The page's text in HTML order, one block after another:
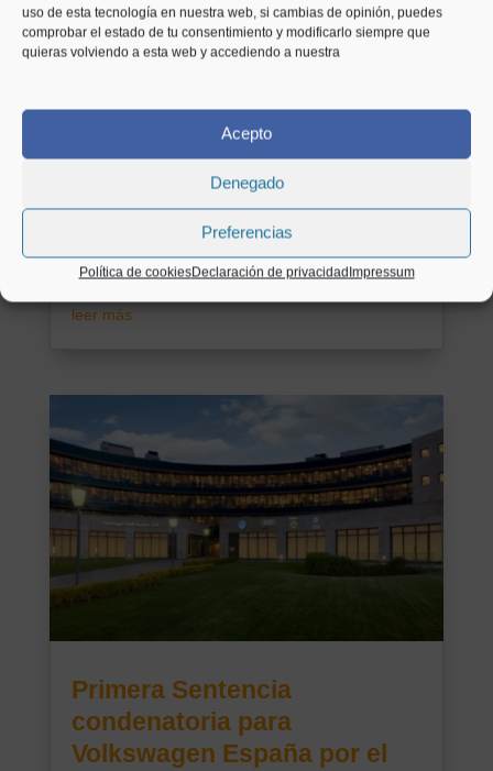
uso de esta tecnología en nuestra web, si cambias de opinión, puedes
comprobar el estado de tu consentimiento y modificarlo siempre que
quieras volviendo a esta web y accediendo a nuestra
Acepto
Denegado
Preferencias
Política de cookiesDeclaración de privacidadImpressum
¿Revisión obligatoria para el
dieselgate?
porAbogadosyMás|Ago 30, 2017|Afectados
Bruselas quiere que los vehículos afectados por
el Dieselgate se sometan a una revisión
obligatoria para poder circular. La Comisión
Europea ha solicitado al Gobierno español su
opinión acerca de la conveniencia de que se
leer más
Primera Sentencia
condenatoria para
Volkswagen España por el